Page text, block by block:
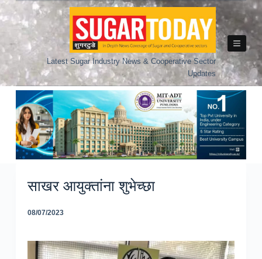
Skip
to
Latest Sugar Industry News & Cooperative Sector
Updates
साखर आयुक्तांना शुभेच्छा
08/07/2023